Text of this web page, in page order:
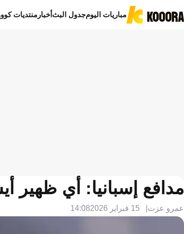
مباريات اليومجدول البثأخبار منتديات
مدافع إسبانيا: أي ظهير
عمرو عزت 15 فبراير 2026 14:08